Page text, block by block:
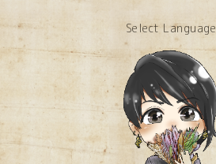
Select Language